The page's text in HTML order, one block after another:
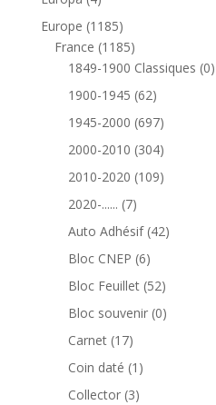
produits
Europe 11851185
produits
France 11851185
produits
1849-1900 Classiques 00
1900-1945 6262
produits
1945-2000 697697
produits
2000-2010 304304
produits
2010-2020 109109
2020-...... 77
produits
Auto Adhésif 4242
Bloc CNEP 66
produits
Bloc Feuillet 5252
produits
Bloc souvenir 00
Carnet 1717
produits
Coin daté 1 1
produit
Collector 33